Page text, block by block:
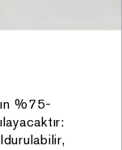
%75-
aldığı ve
5. ve 6.